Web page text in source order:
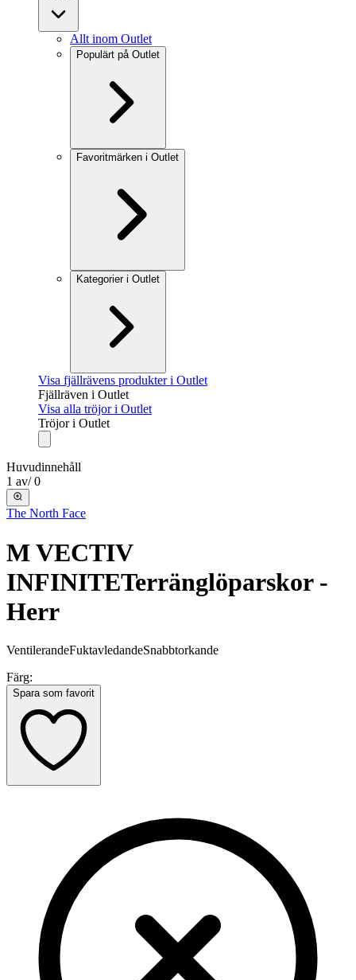
Allt inom Outlet
Populärt på Outlet
Favoritmärken i Outlet
Kategorier i Outlet
Visa fjällrävens produkter i Outlet
Fjällräven i Outlet
Visa alla tröjor i Outlet
Tröjor i Outlet
Huvudinnehåll
1 av/ 0
The North Face
M VECTIV
INFINITETerränglöparskor -
Herr
VentilerandeFuktavledandeSnabbtorkande
Färg:
Spara som favorit